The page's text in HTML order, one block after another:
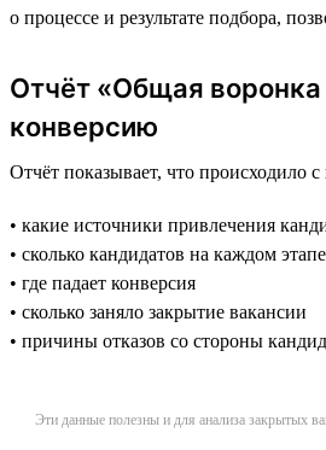
о процессе и результате подбора,
Отчёт «Общая воронка
конверсию
Отчёт показывает, что происходило
• какие источники привлечения
• сколько кандидатов на каждом этапе
• где падает конверсия
• сколько заняло закрытие вакансии
• причины отказов со стороны
Эти данные полезны и для анализа закрытых